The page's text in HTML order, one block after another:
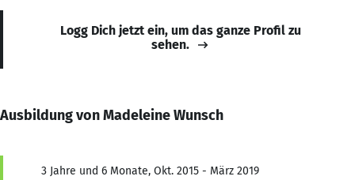
Logg Dich jetzt ein, um das ganze Profil zu
sehen.
Ausbildung von Madeleine Wunsch
3 Jahre und 6 Monate, Okt. 2015 - März 2019